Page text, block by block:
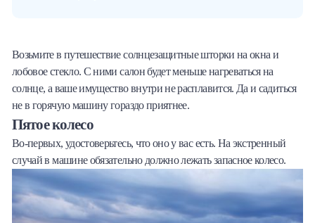
Возьмите в путешествие солнцезащитные шторки на окна и
лобовое стекло. С ними салон будет меньше нагреваться на
солнце, а ваше имущество внутри не расплавится. Да и садиться
не в горячую машину гораздо приятнее.
Пятое колесо
Во-первых, удостоверьтесь, что оно у вас есть. На экстренный
случай в машине обязательно должно лежать запасное колесо.